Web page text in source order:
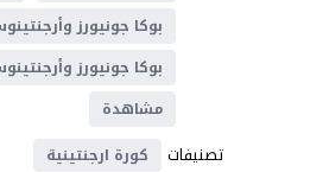
بوكا جونيورز
بوكا جونيورز
مشاهدة
تصنيفات كورة ارجنتينية